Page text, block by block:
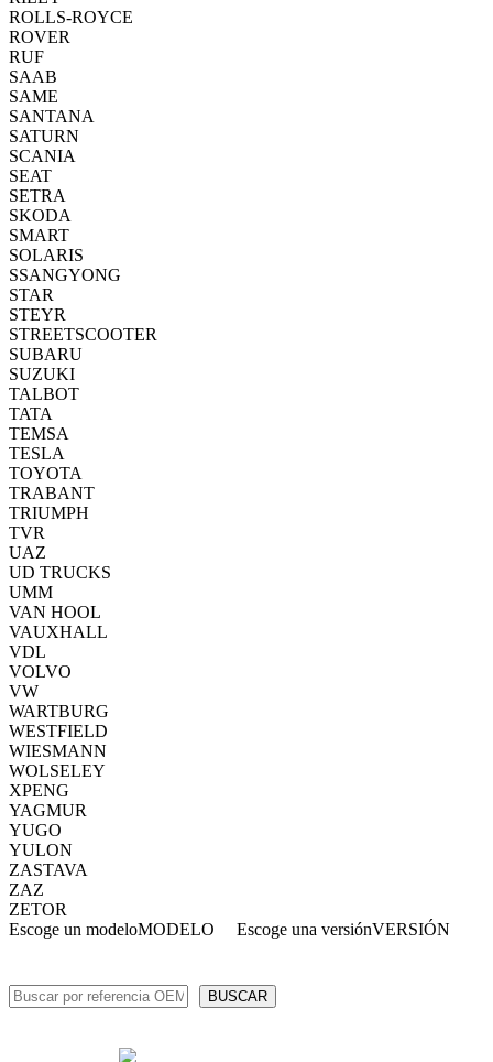
ROLLS-ROYCE
ROVER
RUF
SAAB
SAME
SANTANA
SATURN
SCANIA
SEAT
SETRA
SKODA
SMART
SOLARIS
SSANGYONG
STAR
STEYR
STREETSCOOTER
SUBARU
SUZUKI
TALBOT
TATA
TEMSA
TESLA
TOYOTA
TRABANT
TRIUMPH
TVR
UAZ
UD TRUCKS
UMM
VAN HOOL
VAUXHALL
VDL
VOLVO
VW
WARTBURG
WESTFIELD
WIESMANN
WOLSELEY
XPENG
YAGMUR
YUGO
YULON
ZASTAVA
ZAZ
ZETOR
Escoge un modeloMODELO Escoge una versiónVERSIÓN